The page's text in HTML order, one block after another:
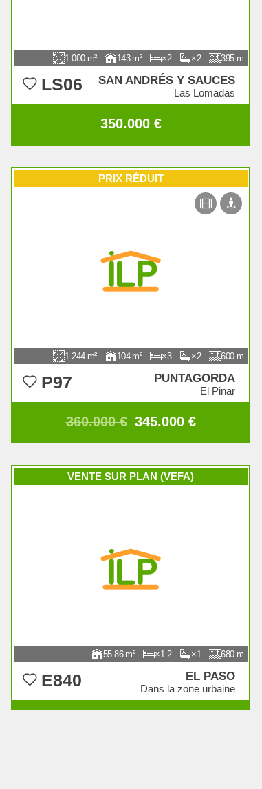
1.000 143 2 2 395
LS06 SAN ANDRÉS Y SAUCES
Las Lomadas
350.000 €
1.244 104 3 2 600
P97 PUNTAGORDA
El Pinar
360.000 € 345.000 €
PRIX RÉDUIT
55-86 1-2 1 680
E840 EL PASO
Dans la zone urbaine
VENTE SUR PLAN (VEFA)